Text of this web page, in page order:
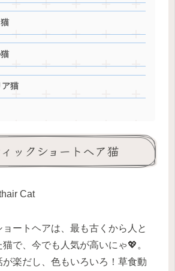
ア猫
ックショートヘア猫
ョートヘアは、最も古くから人と
で、今でも人気が高いにゃ💖。
が楽だし、色もいろいろ！草食動